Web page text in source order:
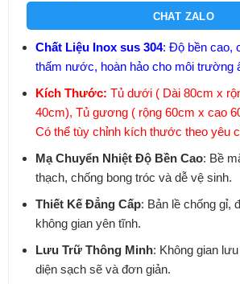
CHAT ZALO
Chất Liệu Inox sus 304: Độ bền cao,
thấm nước, hoàn hảo cho môi trường
Kích Thước:Tủ dưới ( Dài 80cm x
40cm), Tủ gương ( rộng 60cm x cao
Có thể tùy chỉnh kích thước theo yêu
Mạ Chuyển Nhiệt Độ Bền Cao: Bề
thạch, chống bong tróc và dễ vệ sinh.
Thiết Kế Đẳng Cấp: Bản lề chống gỉ,
không gian yên tĩnh.
Lưu Trữ Thông Minh: Không gian
diện sạch sẽ và đơn giản.